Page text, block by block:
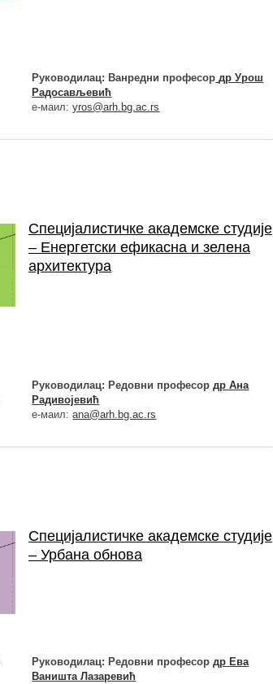
Руководилац: Ванредни професор др Урош
Радосављевић
е-маил:yros@arh.bg.ac.rs
Специјалистичке академске студије
– Енергетски ефикасна и зелена
архитектура
Руководилац: Редовни професор др Ана
Радивојевић
е-маил:ana@arh.bg.ac.rs
Специјалистичке академске студије
– Урбана обнова
Руководилац: Редовни професордр Ева
Ваништа Лазаревић